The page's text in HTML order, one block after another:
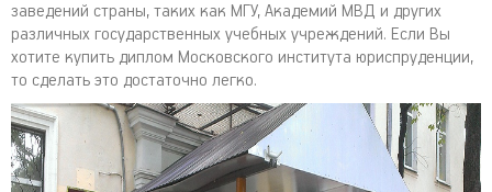
заведений страны, таких как МГУ, Академий МВД и других
различных государственных учебных учреждений. Если Вы
хотите купить диплом Московского института юриспруденции,
то сделать это достаточно легко.